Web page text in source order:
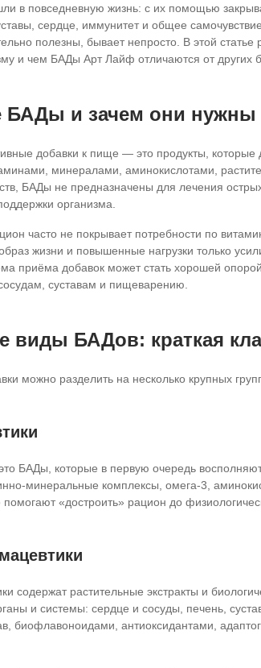
в повседневную жизнь: с их помощью
сердце, иммунитет и общее
полезны, бывает непросто. В этой
и чем БАДы Арт Лайф отличаются от других
БАДы и зачем они нужны
добавки к пище — это продукты,
минералами, аминокислотами,
БАДы не предназначены для лечения
организма.
часто не покрывает потребности по
жизни и повышенные нагрузки только
приёма добавок может стать хорошей
суставам и пищеварению.
виды БАДов: краткая
можно разделить на несколько крупных
БАДы, которые в первую очередь
комплексы, омега‑3,
помогают «достроить» рацион до
содержат растительные экстракты и
и системы: сердце и сосуды, печень,
биофлавоноидами, антиоксидантами,